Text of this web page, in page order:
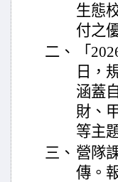
生態
付之
二、
「
日，
涵蓋
財、
等主
三、 營隊
傳。